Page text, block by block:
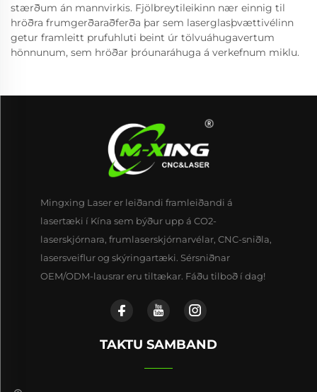
stærðum án mannvirkis. Fjölbreytileikinn nær einnig til
hröðra frumgerðaraðferða þar sem laserglasþvættivélinn
getur framleitt prufuhluti beint úr tölvuáhugavertum
hönnunum, sem hröðar þróunaráhuga á verkefnum miklu.
Mingxing Laser er leiðandi framleiðandi á
lasertæki í Kína sem býður upp á CO2-
laserskjórnara, frumlaserskjórnarvélar, CNC-sniðla,
lasersveiflur og skýringartæki. Sérsniðnar
OEM/ODM-lausrar eru tiltækar. Fáðu tilboð í dag!
TAKTU SAMBAND